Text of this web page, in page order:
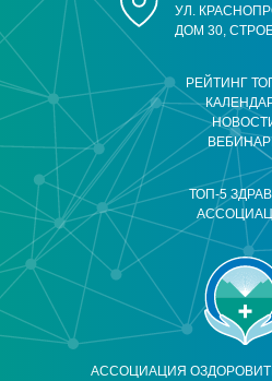
АССОЦИАЦИЯ
РЕЙТИНГ
ТОП-5
УЛ.
ДОМ 30,